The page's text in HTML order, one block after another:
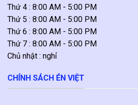
Thứ 4 : 8:00 AM - 5:00 PM
Thứ 5 : 8:00 AM - 5:00 PM
Thứ 6 : 8:00 AM - 5:00 PM
Thứ 7 : 8:00 AM - 5:00 PM
Chủ nhật : nghỉ
CHÍNH SÁCH ÉN VIỆT